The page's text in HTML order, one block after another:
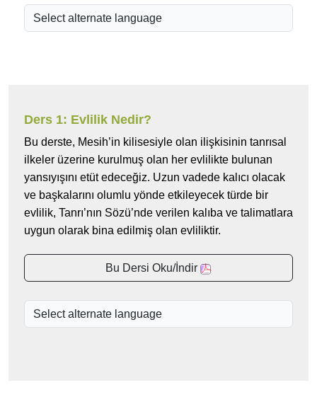
Ders 1: Evlilik Nedir?
Bu derste, Mesih’in kilisesiyle olan ilişkisinin tanrısal
ilkeler üzerine kurulmuş olan her evlilikte bulunan
yansıyışını etüt edeceğiz. Uzun vadede kalıcı olacak
ve başkalarını olumlu yönde etkileyecek türde bir
evlilik, Tanrı’nın Sözü’nde verilen kalıba ve talimatlara
uygun olarak bina edilmiş olan evliliktir.
Bu Dersi Oku/İndir